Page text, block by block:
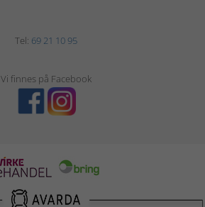
Tel: 69 21 10 95
Vi finnes på Facebook